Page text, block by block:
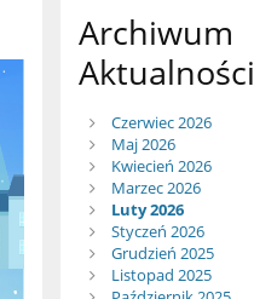
Archiwum
Aktualności
Czerwiec 2026
Maj 2026
Kwiecień 2026
Marzec 2026
Luty 2026
Styczeń 2026
Grudzień 2025
Listopad 2025